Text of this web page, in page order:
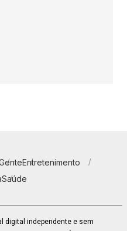
Entretenimento
Saúde
digital independente e sem